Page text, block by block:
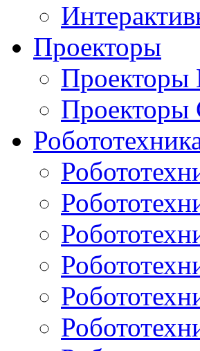
Проекторы
Проекторы
Проекторы